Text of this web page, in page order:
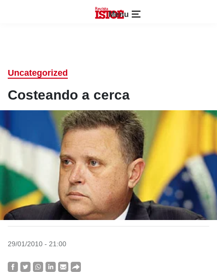
Menu
Uncategorized
Costeando a cerca
29/01/2010 - 21:00